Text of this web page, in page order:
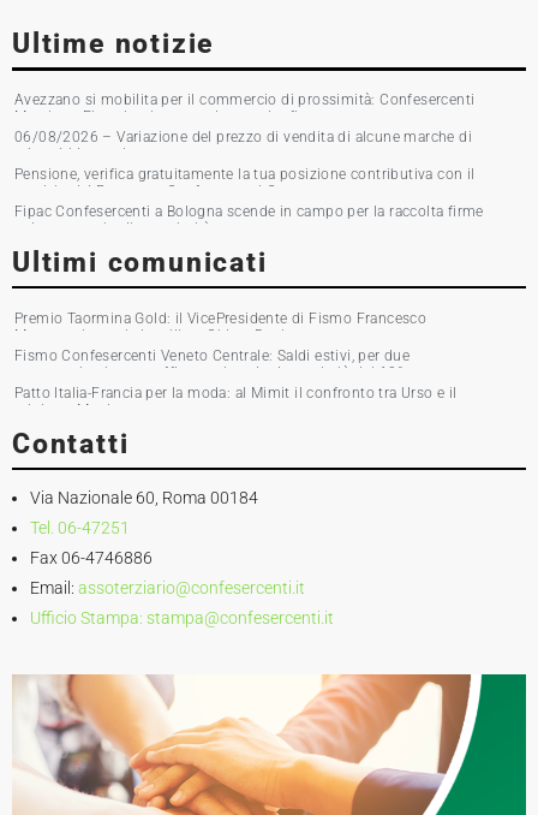
Ultime notizie
Avezzano si mobilita per il commercio di prossimità: Confesercenti
Marsica e Fipac in piazza per la raccolta firme
06/08/2026 – Variazione del prezzo di vendita di alcune marche di
tabacchi lavorati
Pensione, verifica gratuitamente la tua posizione contributiva con il
servizio del Patronato Confesercenti Grosseto
Fipac Confesercenti a Bologna scende in campo per la raccolta firme
sul commercio di prossimità
Ultimi comunicati
Premio Taormina Gold: il VicePresidente di Fismo Francesco
Musumeci premia la stilista Chiara Boni
Fismo Confesercenti Veneto Centrale: Saldi estivi, per due
commercianti su tre affluenza in calo. Incassi giù del 10%
Patto Italia-Francia per la moda: al Mimit il confronto tra Urso e il
ministro Martin
Contatti
Via Nazionale 60, Roma 00184
Tel. 06-47251
Fax 06-4746886
Email: assoterziario@confesercenti.it
Ufficio Stampa: stampa@confesercenti.it